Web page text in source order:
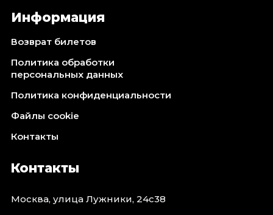
Информация
Возврат билетов
Политика обработки
персональных данных
Политика конфиденциальности
Файлы cookie
Контакты
Контакты
Москва, улица Лужники, 24с38